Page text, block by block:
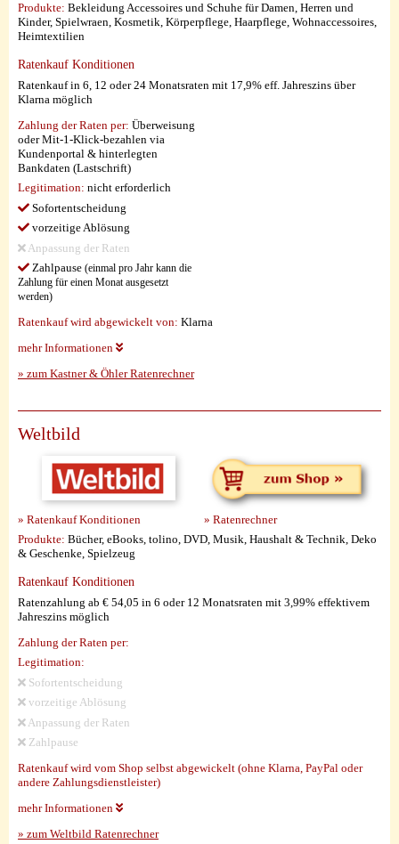
Produkte: Bekleidung Accessoires und Schuhe für Damen, Herren und
Kinder, Spielwraen, Kosmetik, Körperpflege, Haarpflege, Wohnaccessoires,
Heimtextilien
Ratenkauf Konditionen
Ratenkauf in 6, 12 oder 24 Monatsraten mit 17,9% eff. Jahreszins über
Klarna möglich
Zahlung der Raten per: Überweisung
oder Mit-1-Klick-bezahlen via
Kundenportal & hinterlegten
Bankdaten (Lastschrift)
Legitimation: nicht erforderlich
Sofortentscheidung
vorzeitige Ablösung
Anpassung der Raten
Zahlpause (einmal pro Jahr kann die
Zahlung für einen Monat ausgesetzt
werden)
Ratenkauf wird abgewickelt von: Klarna
mehr Informationen
» zum Kastner & Öhler Ratenrechner
Weltbild
» Ratenkauf Konditionen
» Ratenrechner
Produkte: Bücher, eBooks, tolino, DVD, Musik, Haushalt & Technik, Deko
& Geschenke, Spielzeug
Ratenkauf Konditionen
Ratenzahlung ab € 54,05 in 6 oder 12 Monatsraten mit 3,99% effektivem
Jahreszins möglich
Zahlung der Raten per:
Legitimation:
Sofortentscheidung
vorzeitige Ablösung
Anpassung der Raten
Zahlpause
Ratenkauf wird vom Shop selbst abgewickelt (ohne Klarna, PayPal oder
andere Zahlungsdienstleister)
mehr Informationen
» zum Weltbild Ratenrechner